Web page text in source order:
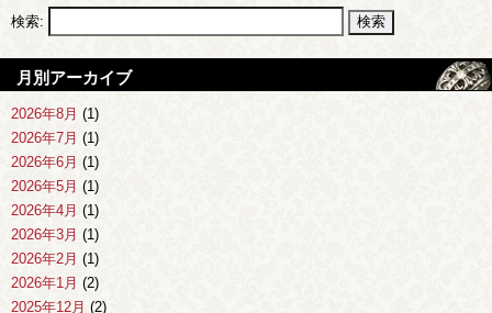
検索:
月別アーカイブ
2026年8月 (1)
2026年7月 (1)
2026年6月 (1)
2026年5月 (1)
2026年4月 (1)
2026年3月 (1)
2026年2月 (1)
2026年1月 (2)
2025年12月 (2)